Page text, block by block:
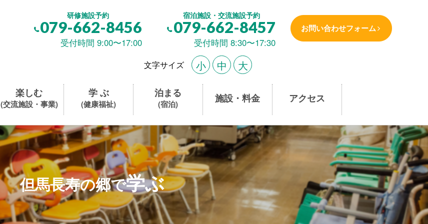
研修施設予約
079-662-8456
受付時間 9:00〜17:00
宿泊施設・交流施設予約
079-662-8457
受付時間 8:30〜17:30
お問い合わせフォーム
文字サイズ 小 中 大
楽しむ
(交流施設・事業)
学 ぶ
(健康福祉)
泊まる
(宿泊) 施設・料金 アクセス
但馬長寿の郷で学ぶ